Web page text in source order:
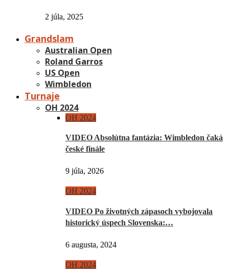
2 júla, 2025
Grandslam
Australian Open
Roland Garros
US Open
Wimbledon
Turnaje
OH 2024
OH 2024
VIDEO Absolútna fantázia: Wimbledon čaká
české finále
9 júla, 2026
OH 2024
VIDEO Po životných zápasoch vybojovala
historický úspech Slovenska:…
6 augusta, 2024
OH 2024